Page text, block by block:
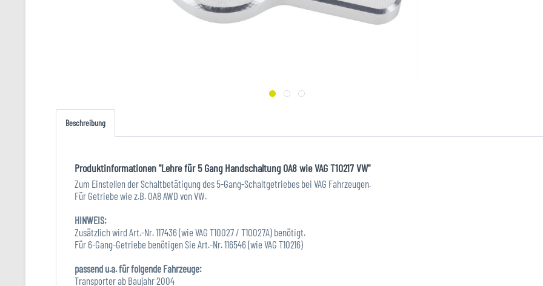
Beschreibung
Produktinformationen "Lehre für 5 Gang Handschaltung 0A8 wie VAG T10217 VW"
Zum Einstellen der Schaltbetätigung des 5-Gang-Schaltgetriebes bei VAG Fahrzeugen.
Für Getriebe wie z.B. 0A8 AWD von VW.
HINWEIS:
Zusätzlich wird Art.-Nr. 117436 (wie VAG T10027 / T10027A) benötigt.
Für 6-Gang-Getriebe benötigen Sie Art.-Nr. 116546 (wie VAG T10216)
passend u.a. für folgende Fahrzeuge:
Transporter ab Baujahr 2004